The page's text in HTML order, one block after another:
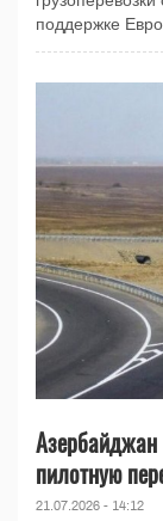
поддержке
Азербайджан
пилотную
21.07.2026 - 14:12